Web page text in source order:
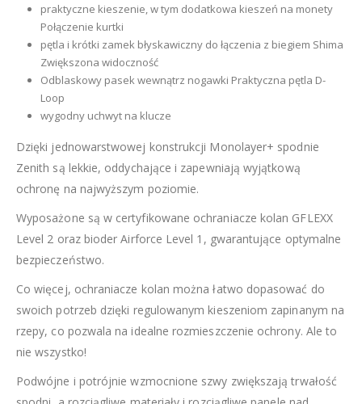
praktyczne kieszenie, w tym dodatkowa kieszeń na monety
Połączenie kurtki
pętla i krótki zamek błyskawiczny do łączenia z biegiem Shima
Zwiększona widoczność
Odblaskowy pasek wewnątrz nogawki Praktyczna pętla D-
Loop
wygodny uchwyt na klucze
Dzięki jednowarstwowej konstrukcji Monolayer+ spodnie
Zenith są lekkie, oddychające i zapewniają wyjątkową
ochronę na najwyższym poziomie.
Wyposażone są w certyfikowane ochraniacze kolan GFLEXX
Level 2 oraz bioder Airforce Level 1, gwarantujące optymalne
bezpieczeństwo.
Co więcej, ochraniacze kolan można łatwo dopasować do
swoich potrzeb dzięki regulowanym kieszeniom zapinanym na
rzepy, co pozwala na idealne rozmieszczenie ochrony. Ale to
nie wszystko!
Podwójne i potrójnie wzmocnione szwy zwiększają trwałość